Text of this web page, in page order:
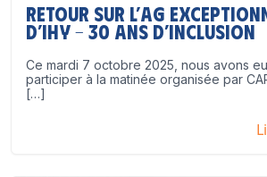
Retour sur l’AG
d’IHY – 30 ans d’inclusion
Ce mardi 7 octobre 2025, nous avons
participer à la matinée organisée par
[…]